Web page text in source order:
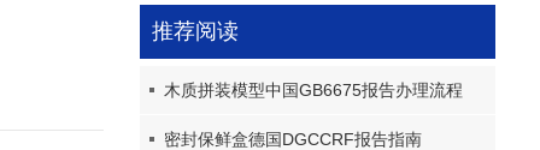
推荐阅读
木质拼装模型中国GB6675报告办理流程
密封保鲜盒德国DGCCRF报告指南